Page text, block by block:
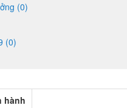
(0)
(0)
hành